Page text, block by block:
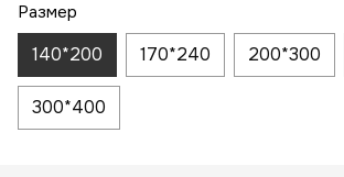
Размер
140*200 170*240 200*300
300*400